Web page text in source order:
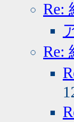
Re:
Re: